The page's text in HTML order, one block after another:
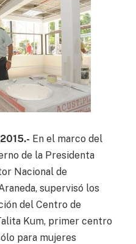
En el marco del
de la Presidenta
Nacional de
supervisó los
del Centro de
Kum, primer centro
para mujeres